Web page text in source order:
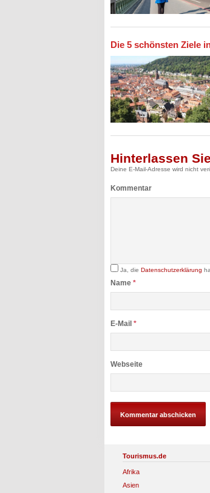
Die 5 schönsten Ziele
Hinterlassen
Deine E-Mail-Adresse wird nicht
Kommentar
Ja, die Datenschutzerklärung
Name *
E-Mail *
Webseite
Tourismus.de
Afrika
Asien